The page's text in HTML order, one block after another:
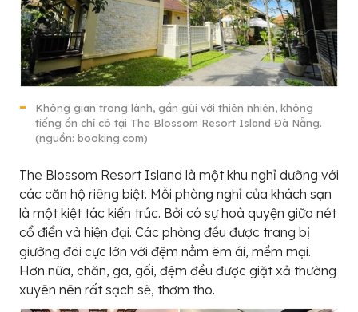
Không gian trong lành, gần gũi với thiên nhiên, không
tiếng ồn chỉ có tại The Blossom Resort Island Đà Nẵng.
(nguồn: booking.com)
The Blossom Resort Island là một khu nghỉ dưỡng với
các căn hộ riêng biệt. Mỗi phòng nghỉ của khách sạn
là một kiệt tác kiến trúc. Bởi có sự hoà quyện giữa nét
cổ điển và hiện đại. Các phòng đều được trang bị
giường đôi cực lớn với đệm nằm êm ái, mềm mại.
Hơn nữa, chăn, ga, gối, đệm đều được giặt xả thường
xuyên nên rất sạch sẽ, thơm tho.